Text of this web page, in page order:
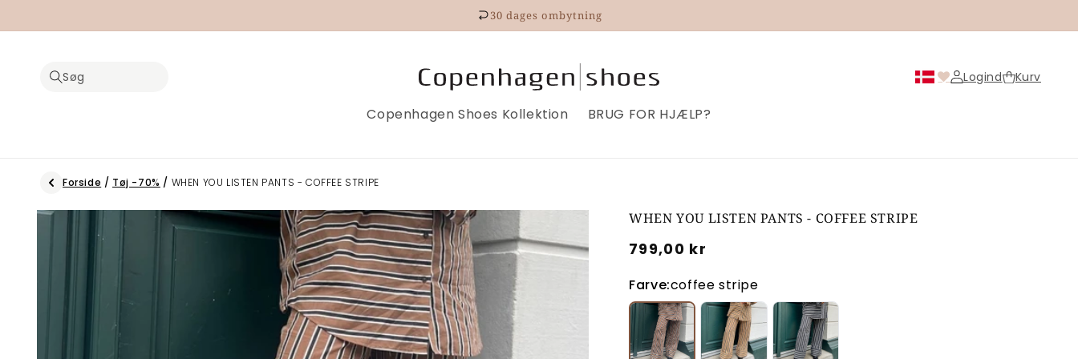
30 dages ombytning
Søg
Copenhagen Shoes Kollektion BRUG FOR HJÆLP?
Logind
Logind Kurv
Forside / Tøj -70% / WHEN YOU LISTEN PANTS - COFFEE STRIPE
Gå til
produktoplysninger
WHEN YOU LISTEN PANTS - COFFEE STRIPE
Normalpris
799,00 kr
Farve:coffee stripe